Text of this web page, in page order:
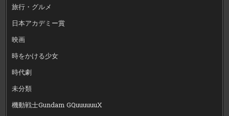
旅行・グルメ
日本アカデミー賞
映画
時をかける少女
時代劇
未分類
機動戦士Gundam GQuuuuuuX